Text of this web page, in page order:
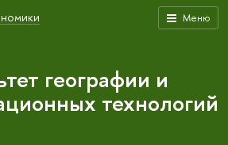
Меню
географии и
технологий